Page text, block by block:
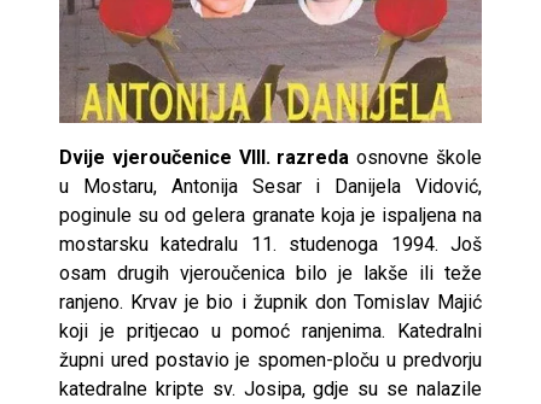
Dvije vjeroučenice VIII. razreda osnovne škole
u Mostaru, Antonija Sesar i Danijela Vidović,
poginule su od gelera granate koja je ispaljena na
mostarsku katedralu 11. studenoga 1994. Još
osam drugih vjeroučenica bilo je lakše ili teže
ranjeno. Krvav je bio i župnik don Tomislav Majić
koji je pritjecao u pomoć ranjenima. Katedralni
župni ured postavio je spomen-ploču u predvorju
katedralne kripte sv. Josipa, gdje su se nalazile